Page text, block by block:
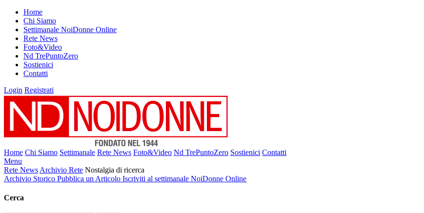
Home
Chi Siamo
Settimanale NoiDonne Online
Rete News
Foto&Video
Nd TrePuntoZero
Sostienici
Contatti
Login Registrati
Home Chi Siamo Settimanale Rete News Foto&Video Nd TrePuntoZero Sostienici Contatti
Menu
Rete News Archivio Rete Nostalgia di ricerca
Archivio Storico Pubblica un Articolo Iscriviti al settimanale NoiDonne Online
Cerca